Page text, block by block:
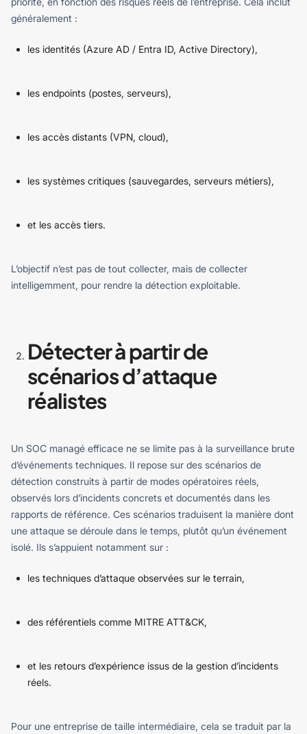
généralement :
les identités (Azure AD / Entra ID, Active Directory),
les endpoints (postes, serveurs),
les accès distants (VPN, cloud),
les systèmes critiques (sauvegardes, serveurs métiers),
et les accès tiers.
L’objectif n’est pas de tout collecter, mais de collecter
intelligemment, pour rendre la détection exploitable.
Détecter à partir de
scénarios d’attaque
réalistes
Un SOC managé efficace ne se limite pas à la surveillance brute
d’événements techniques. Il repose sur des scénarios de
détection construits à partir de modes opératoires réels,
observés lors d’incidents concrets et documentés dans les
rapports de référence. Ces scénarios traduisent la manière dont
une attaque se déroule dans le temps, plutôt qu’un événement
isolé. Ils s’appuient notamment sur :
les techniques d’attaque observées sur le terrain,
des référentiels comme MITRE ATT&CK,
et les retours d’expérience issus de la gestion d’incidents
réels.
Pour une entreprise de taille intermédiaire, cela se traduit par la